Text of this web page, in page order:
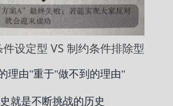
设定型 VS 制约条件排除型
由"重于"做不到的理由"
就是不断挑战的历史